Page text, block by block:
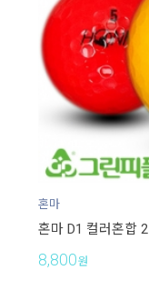
혼마
혼마 D1 컬러혼합
8,800원